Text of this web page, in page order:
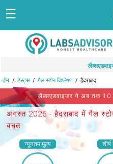
☰
होम टेस्ट्स गैल स्टोन विश्लेषण हैदराबाद
लैब्सएडवाइजर ने अब तक 10
अगस्त 2026 -हैदराबाद में गैल
बचत
न्यूनतम मूल्य